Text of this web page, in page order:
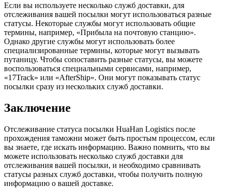
Если вы используете несколько служб доставки, для
отслеживания вашей посылки могут использоваться разные
статусы. Некоторые службы могут использовать общие
термины, например, «Прибыла на почтовую станцию».
Однако другие службы могут использовать более
специализированные термины, которые могут вызывать
путаницу. Чтобы сопоставить разные статусы, вы можете
воспользоваться специальными сервисами, например,
«17Track» или «AfterShip». Они могут показывать статус
посылки сразу из нескольких служб доставки.
Заключение
Отслеживание статуса посылки HuaHan Logistics после
прохождения таможни может быть простым процессом, если
вы знаете, где искать информацию. Важно помнить, что вы
можете использовать несколько служб доставки для
отслеживания вашей посылки, и необходимо сравнивать
статусы разных служб доставки, чтобы получить полную
информацию о вашей доставке.